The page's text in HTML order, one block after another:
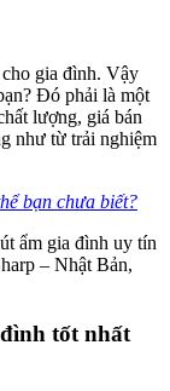
gia đình. Vậy
Đó phải là một
lượng, giá bán
như từ trải nghiệm
bạn chưa biết?
ẩm gia đình uy tín
– Nhật Bản,
tốt nhất